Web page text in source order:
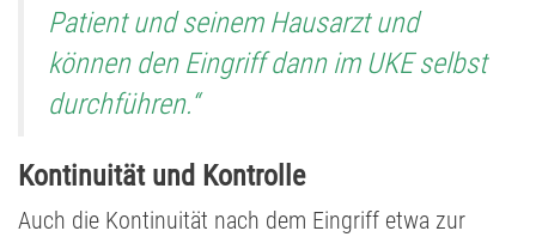
Patient und seinem Hausarzt und
können den Eingriff dann im UKE selbst
durchführen.“
Kontinuität und Kontrolle
Auch die Kontinuität nach dem Eingriff etwa zur